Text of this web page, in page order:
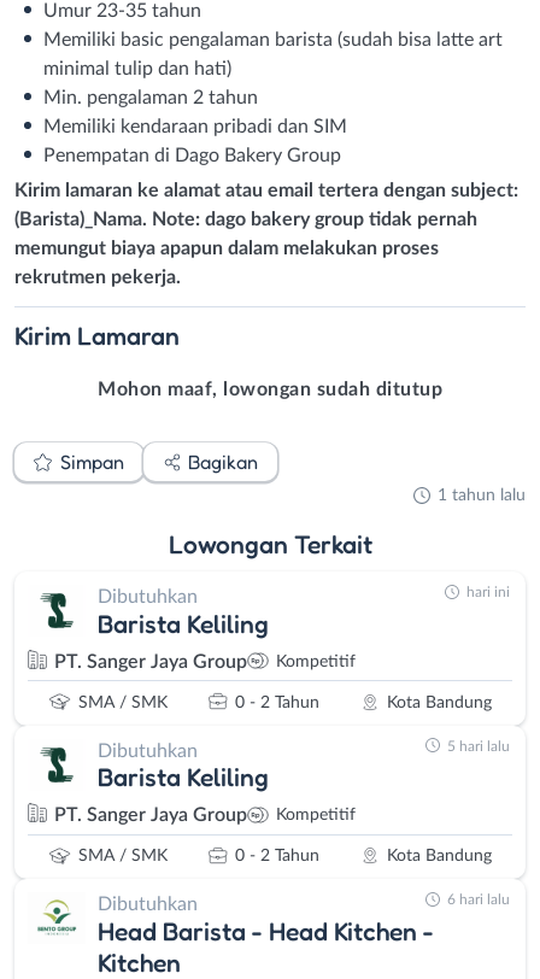
Umur 23-35 tahun
Memiliki basic pengalaman barista (sudah bisa latte art
minimal tulip dan hati)
Min. pengalaman 2 tahun
Memiliki kendaraan pribadi dan SIM
Penempatan di Dago Bakery Group
Kirim lamaran ke alamat atau email tertera dengan subject:
(Barista)_Nama. Note: dago bakery group tidak pernah
memungut biaya apapun dalam melakukan proses
rekrutmen pekerja.
Kirim Lamaran
Mohon maaf, lowongan sudah ditutup
Simpan Bagikan
1 tahun lalu
Lowongan Terkait
Dibutuhkan
Barista Keliling
PT. Sanger Jaya Group Kompetitif
SMA / SMK 0 - 2 Tahun Kota Bandung
hari ini
Dibutuhkan
Barista Keliling
PT. Sanger Jaya Group Kompetitif
SMA / SMK 0 - 2 Tahun Kota Bandung
5 hari lalu
Dibutuhkan
Head Barista - Head Kitchen -
Kitchen
6 hari lalu